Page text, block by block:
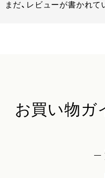
まだ、レビューが書かれて
お買い物ガ